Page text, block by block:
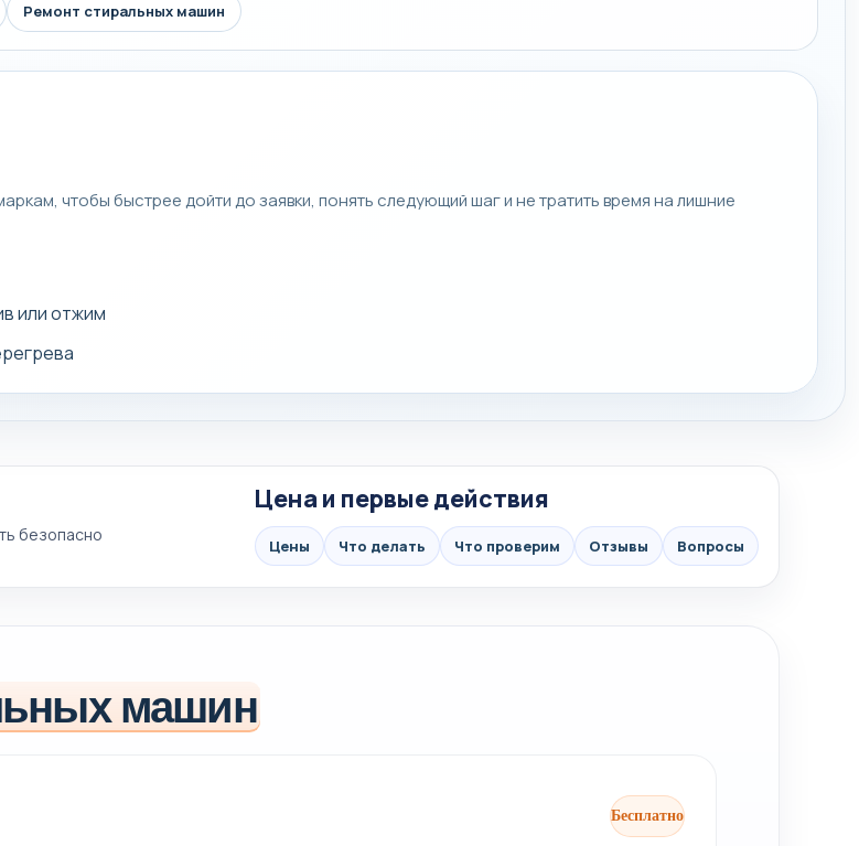
Ремонт стиральных машин
чтобы быстрее дойти до заявки, понять следующий шаг и не тратить время на лишние
или отжим
Цена и первые действия
безопасно
Цены Что делать Что проверим Отзывы Вопросы
машин
Бесплатно